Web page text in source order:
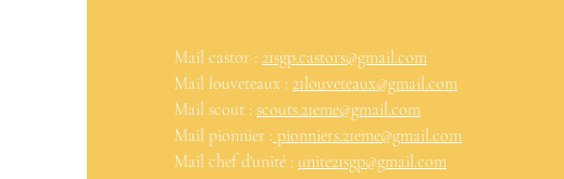
Mail castor : 21sgp.castors@gmail.com
Mail louveteaux : 21louveteaux@gmail.com
Mail scout : scouts.21eme@gmail.com
Mail pionnier : pionniers.21eme@gmail.com
Mail chef d'unité : unite21sgp@gmail.com